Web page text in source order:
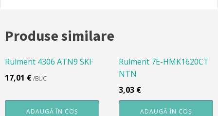
Produse similare
Rulment 4306 ATN9 SKF
17,01 €/BUC
ADAUGĂ ÎN COȘ
Rulment 7E-HMK1620CT
NTN
3,03 €
ADAUGĂ ÎN COȘ